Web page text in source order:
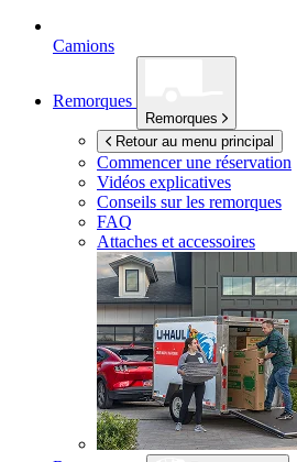
Camions
Remorques
Remorques
Retour au menu principal
Commencer une réservation
Vidéos explicatives
Conseils sur les remorques
FAQ
Attaches et accessoires